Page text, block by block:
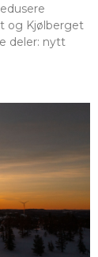
og Kjølberget
deler: nytt